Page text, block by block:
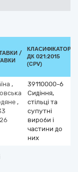
/
КЛАСИФІКАТОР
ДК 021:2015
(CPV)
,
,
39110000-6
Сидіння,
стільці та
супутні
вироби і
частини до
них